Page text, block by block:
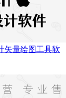
矢量绘图工具软